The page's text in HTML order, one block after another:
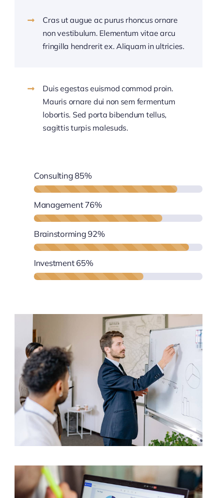
Cras ut augue ac purus rhoncus ornare
non vestibulum. Elementum vitae arcu
fringilla hendrerit ex. Aliquam in ultricies.
Duis egestas euismod commod proin.
Mauris ornare dui non sem fermentum
lobortis. Sed porta bibendum tellus,
sagittis turpis malesuds.
Consulting85%
Management 76%
Brainstorming 92%
Investment 65%